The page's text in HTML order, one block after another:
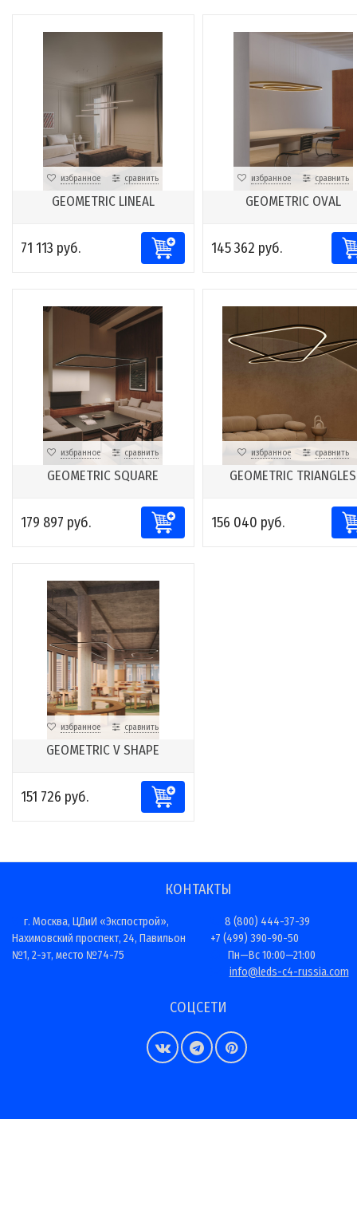
избранное сравнить
GEOMETRIC LINEAL
71 113 руб.
избранное сравнить
GEOMETRIC OVAL
145 362 руб.
избранное сравнить
GEOMETRIC SQUARE
179 897 руб.
избранное сравнить
GEOMETRIC TRIANGLES
156 040 руб.
избранное сравнить
GEOMETRIC V SHAPE
151 726 руб.
КОНТАКТЫ
г. Москва, ЦДиИ «Экспострой»,
Нахимовский проспект, 24, Павильон
№1, 2-эт, место №74-75
8 (800) 444-37-39
+7 (499) 390-90-50
Пн—Вс 10:00—21:00
info@leds-c4-russia.com
СОЦСЕТИ